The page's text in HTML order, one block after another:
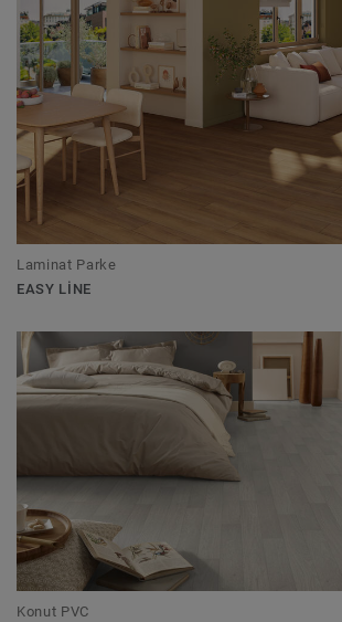
Laminat Parke
EASY LINE
Konut PVC